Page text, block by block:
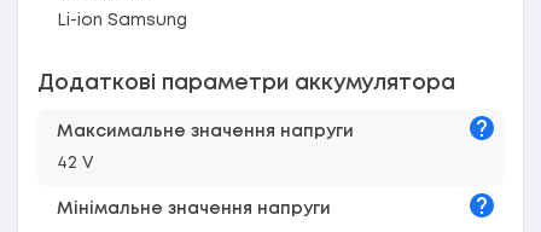
Li-ion Samsung
Додаткові параметри аккумулятора
Максимальне значення напруги
42 V
Мiнiмальне значення напруги